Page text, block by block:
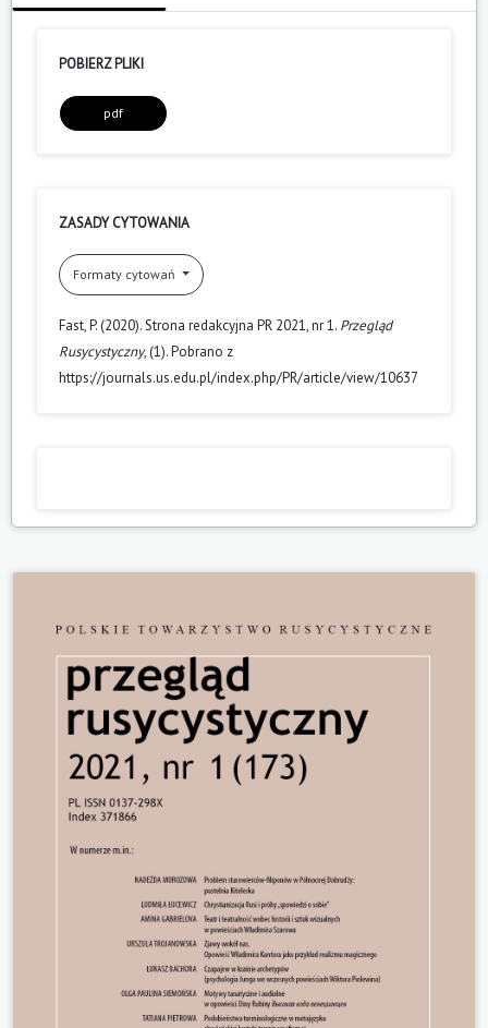
POBIERZ PLIKI
pdf
ZASADY CYTOWANIA
Formaty cytowań
Fast, P. (2020). Strona redakcyjna PR 2021, nr 1. Przegląd
Rusycystyczny, (1). Pobrano z
https://journals.us.edu.pl/index.php/PR/article/view/10637